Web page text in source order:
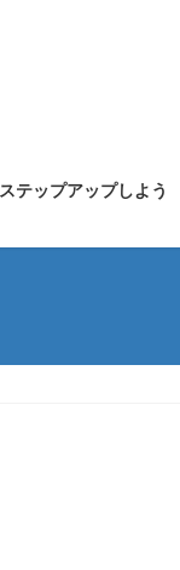
ステップアップしよう